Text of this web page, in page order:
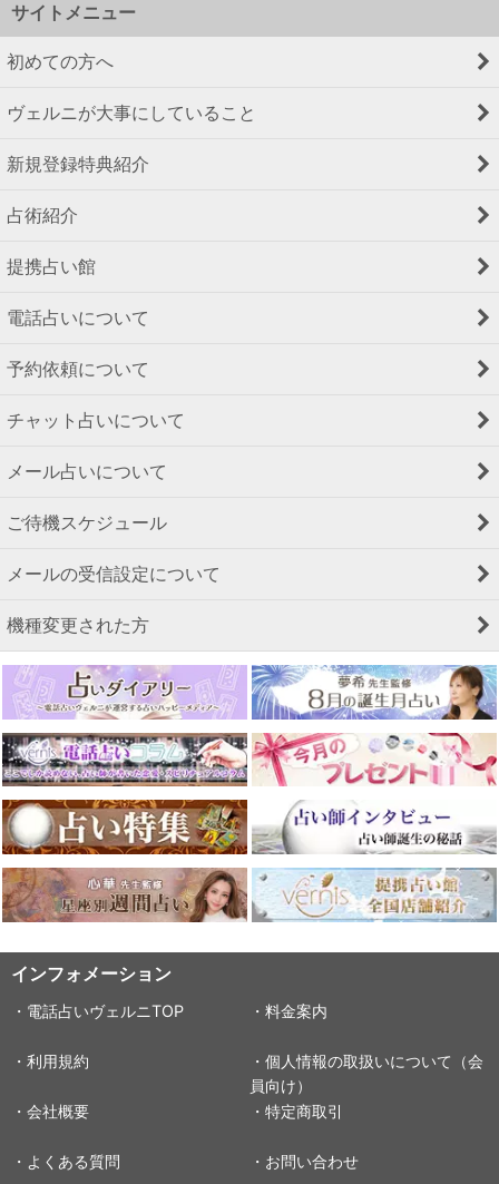
サイトメニュー
初めての方へ
ヴェルニが大事にしていること
新規登録特典紹介
占術紹介
提携占い館
電話占いについて
予約依頼について
チャット占いについて
メール占いについて
ご待機スケジュール
メールの受信設定について
機種変更された方
インフォメーション
・電話占いヴェルニTOP ・料金案内
・利用規約
・個人情報の取扱いについて（会
員向け）
・会社概要
・特定商取引
・よくある質問 ・お問い合わせ